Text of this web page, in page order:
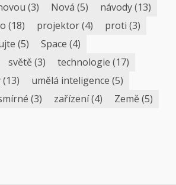
(3) Nová (5) návody(13)
(18) projektor(4) proti (3)
(5) Space (4)
světě(3) technologie (17)
(13) umělá inteligence (5)
(3) zařízení(4) Země(5)